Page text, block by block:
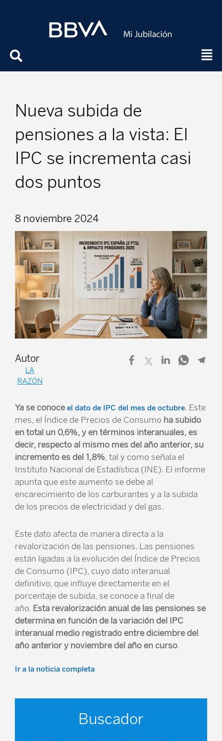
Nueva subida de
pensiones a la vista: El
IPC se incrementa casi
dos puntos
8 noviembre 2024
Autor
LA
RAZÓN
Ya se conoce el dato de IPC del mes de octubre. Este
mes, el Índice de Precios de Consumo ha subido
en total un 0,6%, y en términos interanuales, es
decir, respecto al mismo mes del año anterior, su
incremento es del 1,8%, tal y como señala el
Instituto Nacional de Estadística (INE). El informe
apunta que este aumento se debe al
encarecimiento de los carburantes y a la subida
de los precios de electricidad y del gas.
Este dato afecta de manera directa a la
revalorización de las pensiones. Las pensiones
están ligadas a la evolución del Índice de Precios
de Consumo (IPC), cuyo dato interanual
definitivo, que influye directamente en el
porcentaje de subida, se conoce a final de
año. Esta revalorización anual de las pensiones se
determina en función de la variación del IPC
interanual medio registrado entre diciembre del
año anterior y noviembre del año en curso.
Ir a la noticia completa
Buscador